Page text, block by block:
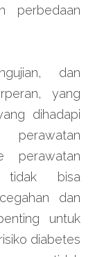
perbedaan
dan
yang
dihadapi
perawatan
perawatan
tidak bisa
dan
untuk
diabetes